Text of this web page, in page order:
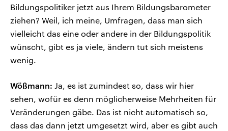
Bildungspolitiker jetzt aus Ihrem Bildungsbarometer
ziehen? Weil, ich meine, Umfragen, dass man sich
vielleicht das eine oder andere in der Bildungspolitik
wünscht, gibt es ja viele, ändern tut sich meistens
wenig.
Wößmann: Ja, es ist zumindest so, dass wir hier
sehen, wofür es denn möglicherweise Mehrheiten für
Veränderungen gäbe. Das ist nicht automatisch so,
dass das dann jetzt umgesetzt wird, aber es gibt auch